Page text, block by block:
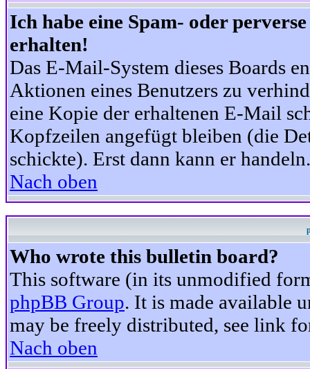
Ich habe eine Spam- oder
erhalten!
Das E-Mail-System dieses Boards
Aktionen eines Benutzers zu
eine Kopie der erhaltenen E-Mail
Kopfzeilen angefügt bleiben (die
schickte). Erst dann kann er handeln.
Nach oben
Who wrote this bulletin board?
This software (in its unmodified
phpBB Group. It is made available
may be freely distributed, see link
Nach oben